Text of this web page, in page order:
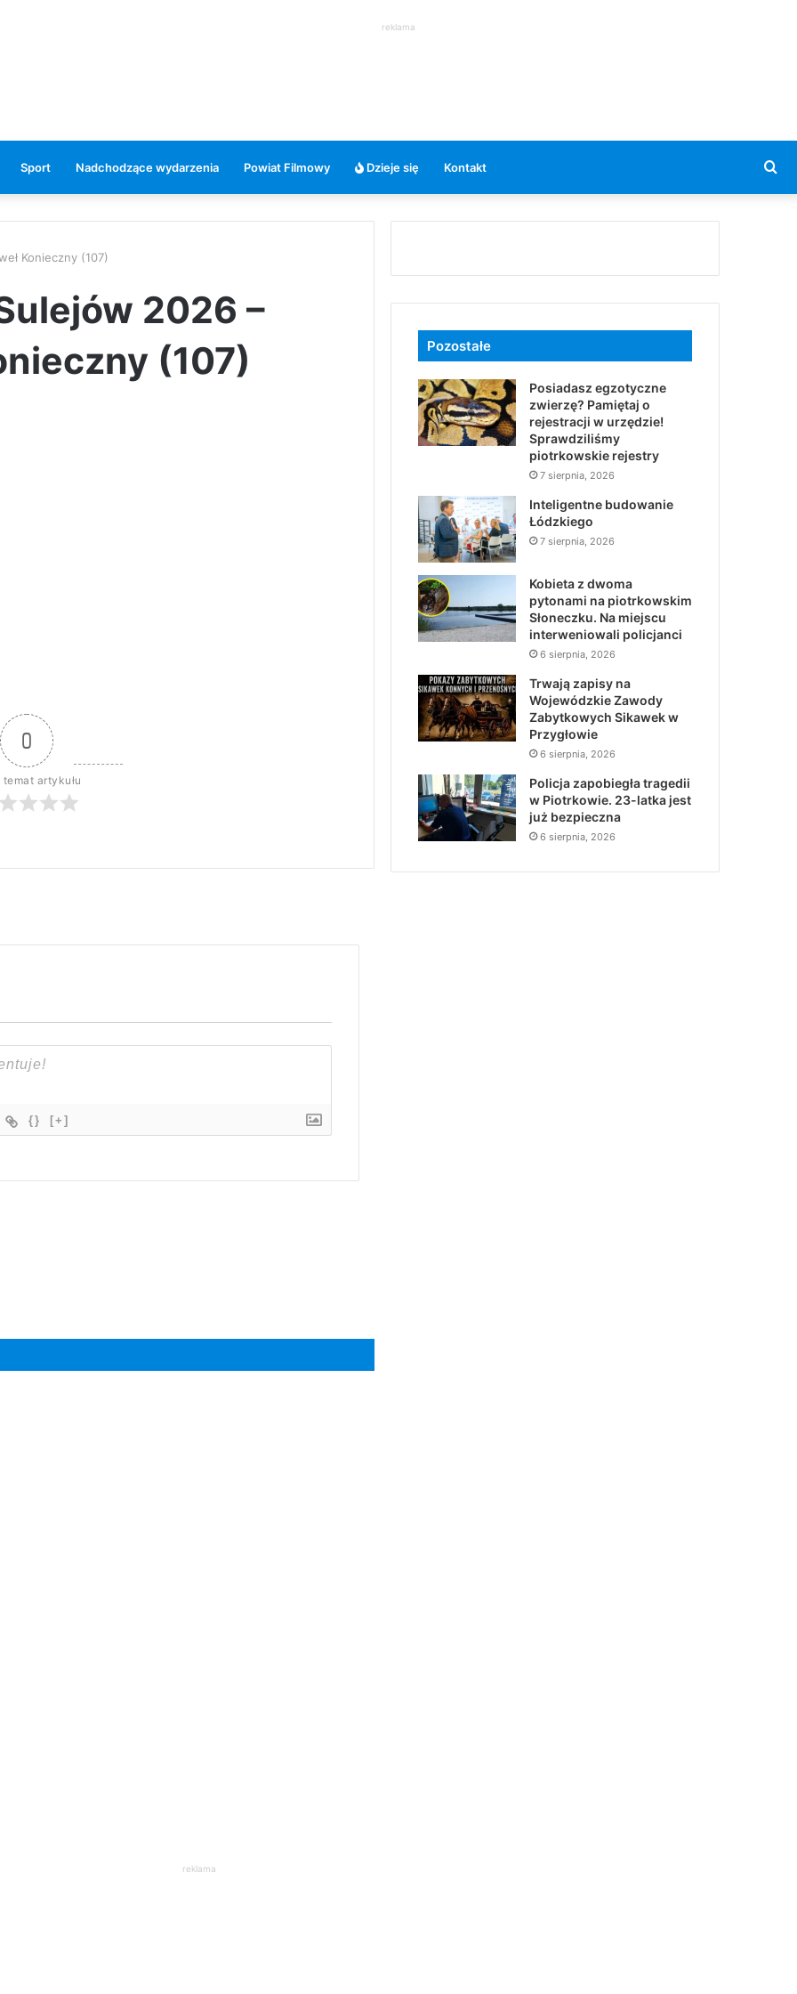
reklama
Sport Nadchodzące wydarzenia Powiat Filmowy Dzieje się Kontakt
Konieczny (107)
2026 –
(107)
0
temat artykułu
{} [+]
Pozostałe
Posiadasz egzotyczne
zwierzę? Pamiętaj o
rejestracji w urzędzie!
Sprawdziliśmy
piotrkowskie rejestry
7 sierpnia, 2026
Inteligentne budowanie
Łódzkiego
7 sierpnia, 2026
Kobieta z dwoma
pytonami na piotrkowskim
Słoneczku. Na miejscu
interweniowali policjanci
6 sierpnia, 2026
Trwają zapisy na
Wojewódzkie Zawody
Zabytkowych Sikawek w
Przygłowie
6 sierpnia, 2026
Policja zapobiegła tragedii
w Piotrkowie. 23-latka jest
już bezpieczna
6 sierpnia, 2026
reklama